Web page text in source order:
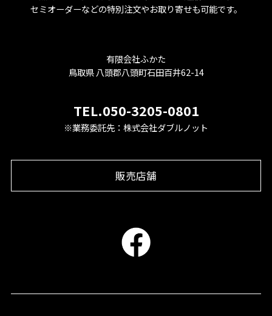
セミオーダーなどの特別注文やお取り寄せも可能です。
有限会社ふかた
鳥取県 八頭郡八頭町石田百井62-14
TEL.050-3205-0801
※業務委託先：株式会社ダブルノット
販売店舗